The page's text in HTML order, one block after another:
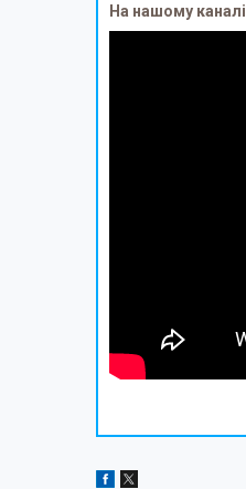
На нашому каналі